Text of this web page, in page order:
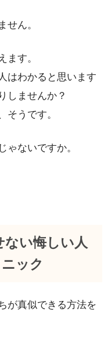
せん。
ます。
はわかると思います
しませんか？
そうです。
ゃないですか。
ない悔しい人
ック
が真似できる方法を